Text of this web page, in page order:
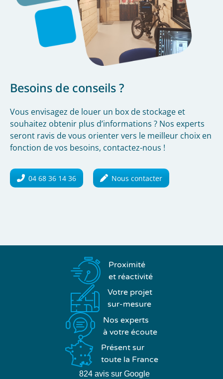
Besoins de conseils ?
Vous envisagez de louer un box de stockage et
souhaitez obtenir plus d’informations ? Nos experts
seront ravis de vous orienter vers le meilleur choix en
fonction de vos besoins, contactez-nous !
04 68 36 14 36 Nous contacter
Proximité
et réactivité
Votre projet
sur-mesure
Nos experts
à votre écoute
Présent sur
toute la France
824 avis sur Google